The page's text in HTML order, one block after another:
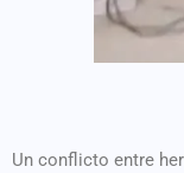
Un conflicto entre